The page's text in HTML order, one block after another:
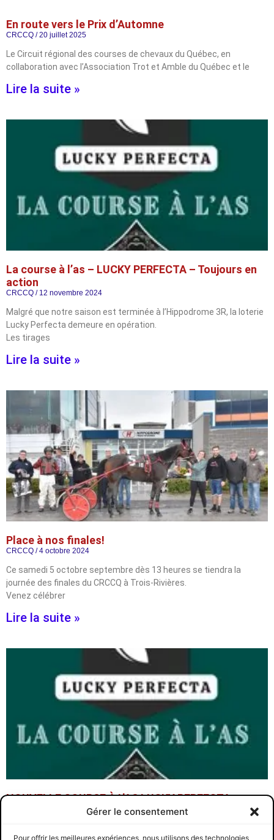
Gérer le consentement
Pour offrir les meilleures expériences, nous utilisons des technologies
En route vers le Prix d’Automne
CRCCQ 20 juillet 2025
Le Circuit régional des courses de chevaux du Québec, en
collaboration avec l’Association Trot et Amble du Québec et le
Lire la suite »
La course à l’as – LUCKY PERFECTA – Toujours en
action
CRCCQ 12 novembre 2024
Malgré que notre saison est terminée à l’Hippodrome 3R, la loterie
Lucky Perfecta demeure en opération.
Les tirages
Lire la suite »
Place à nos finales!
CRCCQ 4 octobre 2024
Ce samedi 5 octobre septembre dès 13 heures se tiendra la
journée des finales du CRCCQ à Trois-Rivières.
Venez célébrer
Lire la suite »
NOUVELLE COURSE À L’AS LUCKY PERFECTA